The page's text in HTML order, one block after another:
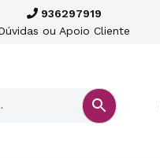
936297919
ou Apoio Cliente